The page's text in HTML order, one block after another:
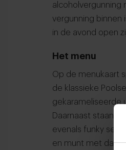
alcoholvergunning
vergunning binnen
in de avond open
Het menu
Op de menukaart
de klassieke
gekarameliseerde
Daarnaast staan
evenals funky
en munt met